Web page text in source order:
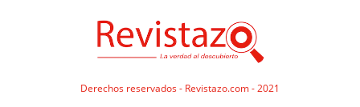
Derechos reservados - Revistazo.com - 2021